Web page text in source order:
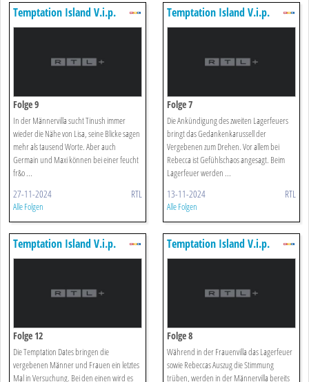
Temptation Island V.i.p.
Folge 9
In der Männervilla sucht Tinush immer
wieder die Nähe von Lisa, seine Blicke sagen
mehr als tausend Worte. Aber auch
Germain und Maxi können bei einer feucht
fr&o ...
27-11-2024 RTL
Alle Folgen
Temptation Island V.i.p.
Folge 7
Die Ankündigung des zweiten Lagerfeuers
bringt das Gedankenkarussell der
Vergebenen zum Drehen. Vor allem bei
Rebecca ist Gefühlschaos angesagt. Beim
Lagerfeuer werden ...
13-11-2024 RTL
Alle Folgen
Temptation Island V.i.p.
Folge 12
Die Temptation Dates bringen die
vergebenen Männer und Frauen ein letztes
Mal in Versuchung. Bei den einen wird es
Temptation Island V.i.p.
Folge 8
Während in der Frauenvilla das Lagerfeuer
sowie Rebeccas Auszug die Stimmung
trüben, werden in der Männervilla bereits